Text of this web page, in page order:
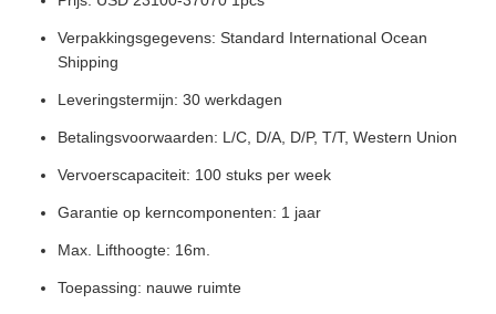
Verpakkingsgegevens: Standard International Ocean
Shipping
Leveringstermijn: 30 werkdagen
Betalingsvoorwaarden: L/C, D/A, D/P, T/T, Western Union
Vervoerscapaciteit: 100 stuks per week
Garantie op kerncomponenten: 1 jaar
Max. Lifthoogte: 16m.
Toepassing: nauwe ruimte